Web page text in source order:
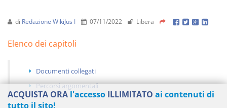
di Redazione WikiJus I 07/11/2022 Libera
Elenco dei capitoli
Documenti collegati
Percorsi argomentali
ACQUISTA ORA l'accesso ILLIMITATO ai contenuti di
tutto il sito!